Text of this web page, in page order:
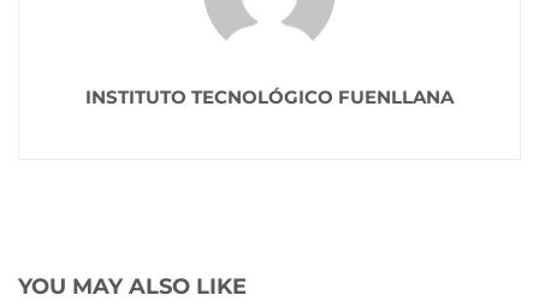
INSTITUTO TECNOLÓGICO FUENLLANA
YOU MAY ALSO LIKE